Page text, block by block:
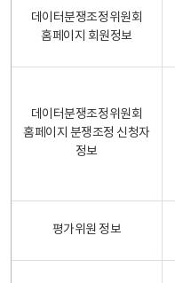
데이터분쟁조정위원회
홈페이지 회원정보
데이터분쟁조정위원회
홈페이지 분쟁조정 신청자
정보
평가위원 정보